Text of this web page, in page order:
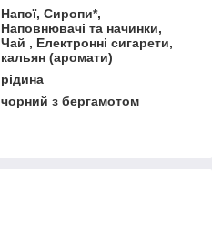
Напої, Сиропи*,
Наповнювачі та начинки,
Чай , Електронні сигарети,
кальян (аромати)
рідина
чорний з бергамотом